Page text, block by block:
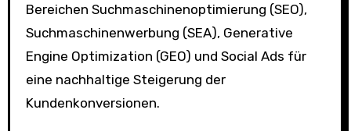
Bereichen Suchmaschinenoptimierung (SEO),
Suchmaschinenwerbung (SEA), Generative
Engine Optimization (GEO) und Social Ads für
eine nachhaltige Steigerung der
Kundenkonversionen.